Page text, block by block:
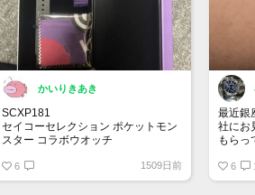
かいりきあき
SCXP181
セイコーセレクション ポケットモン
スター コラボウオッチ
む独自のデザイン
箱はマスターボールの見た目です
6 1509日前
最近銀
社にお
もらっ
ｗｗｗ
セイコ
6